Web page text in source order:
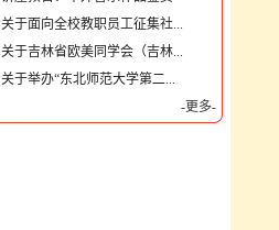
关于面向全校教职员工征集社...
关于吉林省欧美同学会（吉林...
关于举办“东北师范大学第二...
-更多-